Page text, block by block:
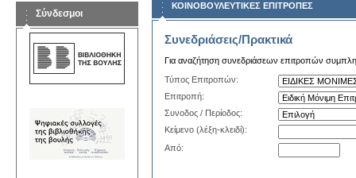
Σύνδεσμοι
ΚΟΙΝΟΒΟΥΛΕΥΤΙΚΕΣ ΕΠΙΤΡΟΠΕΣ
Συνεδριάσεις/Πρακτικά
Για αναζήτηση συνεδριάσεων επιτροπών
Τύπος Επιτροπών:
Επιτροπή:
Συνοδος / Περίοδος:
Κείμενο (λέξη-κλειδί):
Από: